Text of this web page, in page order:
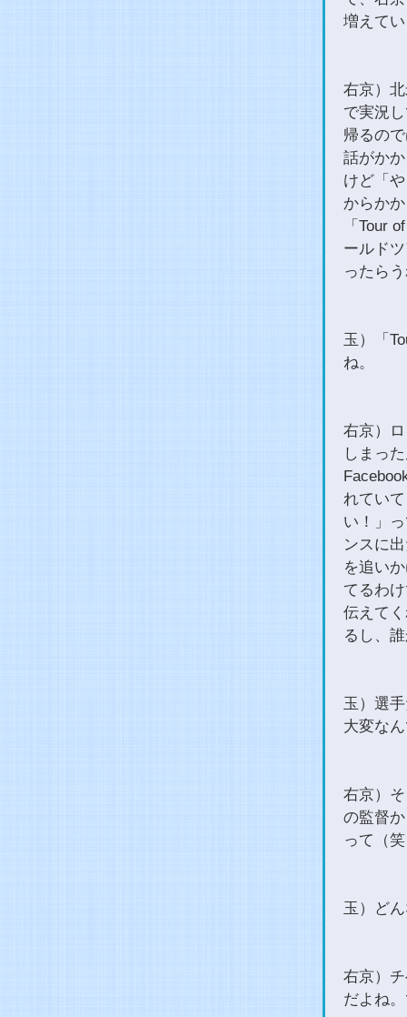
増えて
右京）
で実況
帰るの
話がか
けど「
からか
「Tour
ールド
ったら
玉）「
ね。
右京）
しまっ
れてい
い！」
ンスに
を追い
てるわ
伝えて
るし、
玉）選
大変な
右京）
の監督
って（
玉）ど
右京）
だよね